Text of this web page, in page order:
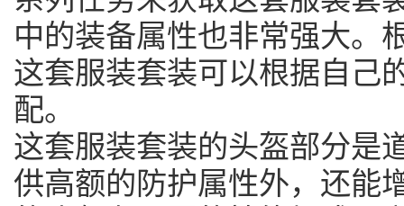
中的装备属性也非常强大。
这套服装套装可以根据自己
配。
这套服装套装的头盔部分是
供高额的防护属性外，还能